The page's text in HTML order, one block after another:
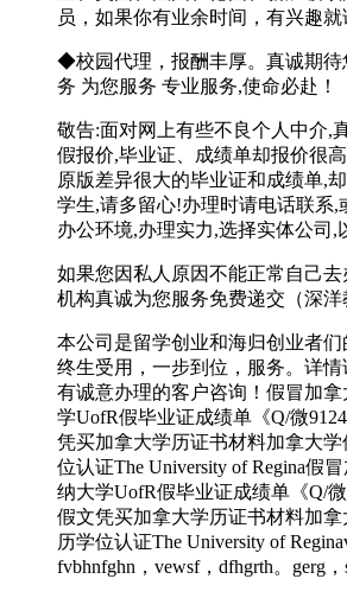
员，如果你有业余时间，有兴趣
◆校园代理，报酬丰厚。真诚期待
务 为您服务 专业服务,使命必赴！
敬告:面对网上有些不良个人中介,
假报价,毕业证、成绩单却报价很
原版差异很大的毕业证和成绩单,
学生,请多留心!办理时请电话联系,
办公环境,办理实力,选择实体公司,
如果您因私人原因不能正常自己
机构真诚为您服务免费递交（深洋
本公司是留学创业和海归创业者们
终生受用，一步到位，服务。详
有诚意办理的客户咨询！假冒加
学UofR假毕业证成绩单《Q/微
凭买加拿大学历证书材料加拿大
位认证The University of Regina假
纳大学UofR假毕业证成绩单《Q/
假文凭买加拿大学历证书材料加
历学位认证The University of
fvbhnfghn，vewsf，dfhgrth。gerg，